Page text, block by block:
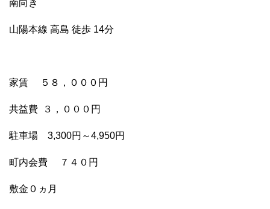
南向き
山陽本線 高島 徒歩 14分
家賃 ５８，０００円
共益費 ３，０００円
駐車場 3,300円～4,950円
町内会費 ７４０円
敷金０ヵ月